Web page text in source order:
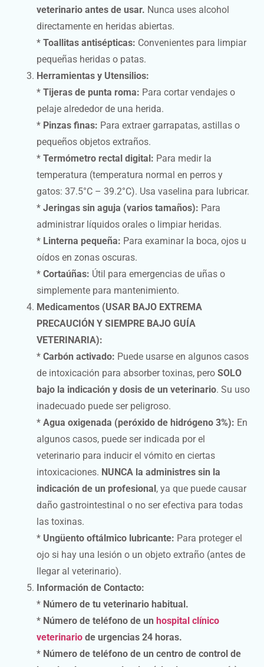
veterinario antes de usar. Nunca uses alcohol
directamente en heridas abiertas.
*Toallitas antisépticas: Convenientes para limpiar
pequeñas heridas o patas.
Herramientas y Utensilios:
*Tijeras de punta roma: Para cortar vendajes o
pelaje alrededor de una herida.
* Pinzas finas: Para extraer garrapatas, astillas o
pequeños objetos extraños.
*Termómetro rectal digital: Para medir la
temperatura (temperatura normal en perros y
gatos: 37.5°C – 39.2°C). Usa vaselina para lubricar.
*Jeringas sin aguja (varios tamaños): Para
administrar líquidos orales o limpiar heridas.
* Linterna pequeña: Para examinar la boca, ojos u
oídos en zonas oscuras.
*Cortaúñas: Útil para emergencias de uñas o
simplemente para mantenimiento.
Medicamentos (USAR BAJO EXTREMA
PRECAUCIÓN Y SIEMPRE BAJO GUÍA
VETERINARIA):
*Carbón activado: Puede usarse en algunos casos
de intoxicación para absorber toxinas, peroSOLO
bajo la indicación y dosis de un veterinario. Su uso
inadecuado puede ser peligroso.
*Agua oxigenada (peróxido de hidrógeno 3%): En
algunos casos, puede ser indicada por el
veterinario para inducir el vómito en ciertas
intoxicaciones. NUNCA la administres sin la
indicación de un profesional , ya que puede causar
daño gastrointestinal o no ser efectiva para todas
las toxinas.
* Ungüento oftálmico lubricante: Para proteger el
ojo si hay una lesión o un objeto extraño (antes de
llegar al veterinario).
Información de Contacto:
* Número de tu veterinario habitual.
* Número de teléfono de un hospital clínico
veterinario de urgencias 24 horas.
* Número de teléfono de un centro de control de